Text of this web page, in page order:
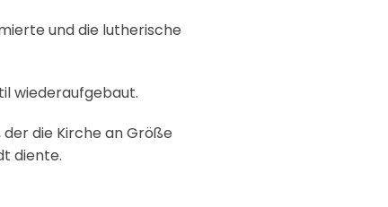
und die lutherische
wiederaufgebaut.
die Kirche an Größe
diente.